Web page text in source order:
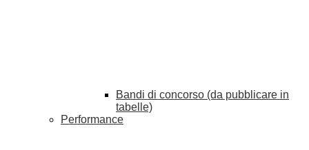
Bandi di concorso (da pubblicare in
tabelle)
Performance